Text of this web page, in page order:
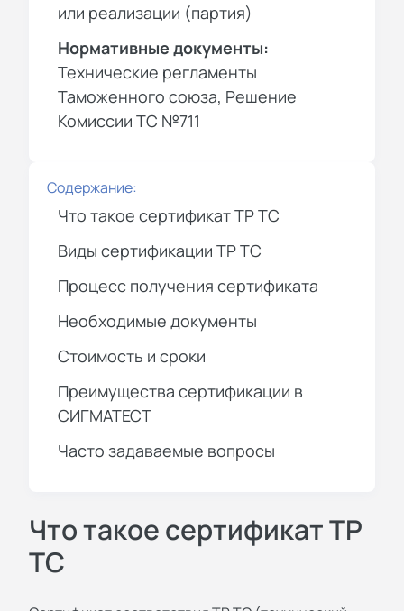
или реализации (партия)
Нормативные документы:
Технические регламенты
Таможенного союза, Решение
Комиссии ТС №711
Содержание:
Что такое сертификат ТР ТС
Виды сертификации ТР ТС
Процесс получения сертификата
Необходимые документы
Стоимость и сроки
Преимущества сертификации в
СИГМАТЕСТ
Часто задаваемые вопросы
Что такое сертификат ТР
ТС